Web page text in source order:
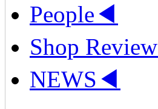
People◀
Shop Review
NEWS ◀